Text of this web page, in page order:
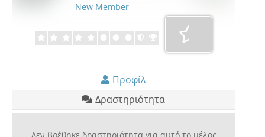
New Member
Προφίλ
Δραστηριότητα